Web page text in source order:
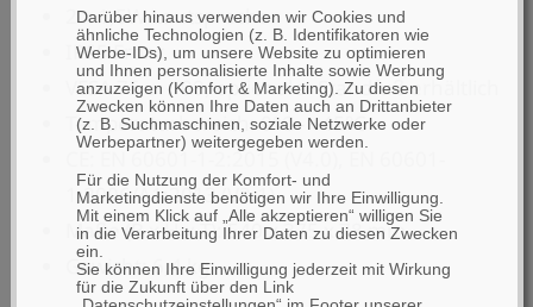
Darüber hinaus verwenden wir Cookies und
ähnliche Technologien (z. B. Identifikatoren wie
Werbe-IDs), um unsere Website zu optimieren
und Ihnen personalisierte Inhalte sowie Werbung
anzuzeigen (Komfort & Marketing). Zu diesen
Zwecken können Ihre Daten auch an Drittanbieter
(z. B. Suchmaschinen, soziale Netzwerke oder
Werbepartner) weitergegeben werden.
Für die Nutzung der Komfort- und
Marketingdienste benötigen wir Ihre Einwilligung.
Mit einem Klick auf „Alle akzeptieren“ willigen Sie
in die Verarbeitung Ihrer Daten zu diesen Zwecken
ein.
Sie können Ihre Einwilligung jederzeit mit Wirkung
für die Zukunft über den Link
2 x 1,5W Lautsprecher
IP65 Front
VESA 75 u. 100, optionaler Standfuß erhältlich
Temperaturbereich: 0°C - +45°C
CE: EN 60601-1-2:2015 (V4.0), EN 60601-
1:2006/A1:2013 (V3.1)
Maße (B x H x T): 540 x 375 x 78 mm
Gewicht: 6,4 kg